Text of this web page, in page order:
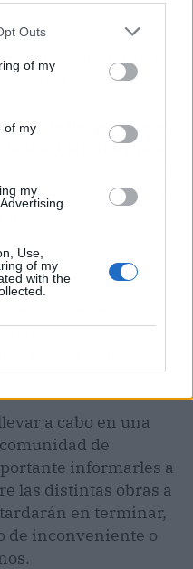
Outs
of my
of my
my
Use,
of my
with the
preocuparse por
si contratan a esta
a que ellos
de los permisos
los distintos tipos
de acuerdo a lo
los permisos y las
del
empresa se
lo más
con los trabajos de
a cabo en una
de
informarles a
las distintas obras a
en terminar,
de inconveniente o